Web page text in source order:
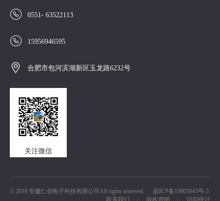
 0551- 63522113
 15956946595
 合肥市包河滨湖新区玉龙路6232号
关注微信
© 2018 安徽仁创电子科技有限公司All rights reserved.
皖ICP备10003043号-3